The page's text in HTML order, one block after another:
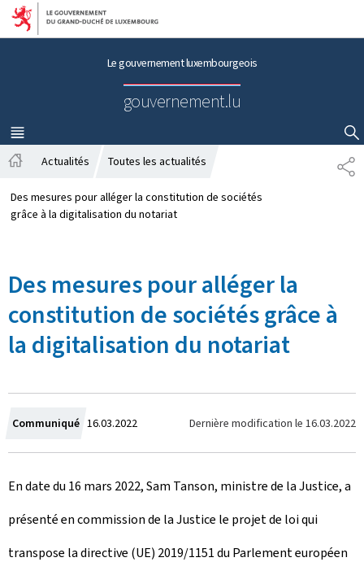
Aller au menu principal
Aller au contenu
Le gouvernement luxembourgeois
gouvernement.lu
MENU
PRINCIPAL
AFFICHER / MASQUER LA RECHERCHE
P
A
c
c
l
Actualités Toutes les actualités
Des mesures pour alléger la constitution de sociétés
grâce à la digitalisation du notariat
Des mesures pour alléger la
constitution de sociétés grâce à
la digitalisation du notariat
Communiqué C
r
é
e
l
16.03.2022 Dernière modification le 16.03.2022
En date du 16 mars 2022, Sam Tanson, ministre de la Justice, a
présenté en commission de la Justice le projet de loi qui
transpose la directive (UE) 2019/1151 du Parlement européen